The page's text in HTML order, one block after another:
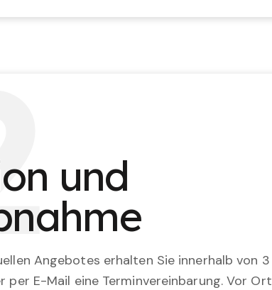
und
Angebotes erhalten Sie innerhalb von 3
E-Mail eine Terminvereinbarung. Vor Ort